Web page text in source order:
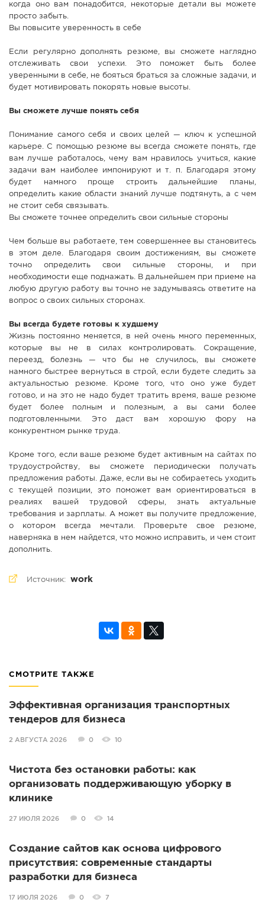
когда оно вам понадобится, некоторые детали вы можете
просто забыть.
Вы повысите уверенность в себе
Если регулярно дополнять резюме, вы сможете наглядно
отслеживать свои успехи. Это поможет быть более
уверенными в себе, не бояться браться за сложные задачи, и
будет мотивировать покорять новые высоты.
Вы сможете лучше понять себя
Понимание самого себя и своих целей — ключ к успешной
карьере. С помощью резюме вы всегда сможете понять, где
вам лучше работалось, чему вам нравилось учиться, какие
задачи вам наиболее импонируют и т. п. Благодаря этому
будет намного проще строить дальнейшие планы,
определить какие области знаний лучше подтянуть, а с чем
не стоит себя связывать.
Вы сможете точнее определить свои сильные стороны
Чем больше вы работаете, тем совершеннее вы становитесь
в этом деле. Благодаря своим достижениям, вы сможете
точно определить свои сильные стороны, и при
необходимости еще поднажать. В дальнейшем при приеме на
любую другую работу вы точно не задумываясь ответите на
вопрос о своих сильных сторонах.
Вы всегда будете готовы к худшему
Жизнь постоянно меняется, в ней очень много переменных,
которые вы не в силах контролировать. Сокращение,
переезд, болезнь — что бы не случилось, вы сможете
намного быстрее вернуться в строй, если будете следить за
актуальностью резюме. Кроме того, что оно уже будет
готово, и на это не надо будет тратить время, ваше резюме
будет более полным и полезным, а вы сами более
подготовленными. Это даст вам хорошую фору на
конкурентном рынке труда.
Кроме того, если ваше резюме будет активным на сайтах по
трудоустройству, вы сможете периодически получать
предложения работы. Даже, если вы не собираетесь уходить
с текущей позиции, это поможет вам ориентироваться в
реалиях вашей трудовой сферы, знать актуальные
требования и зарплаты. А может вы получите предложение,
о котором всегда мечтали. Проверьте свое резюме,
наверняка в нем найдется, что можно исправить, и чем стоит
дополнить.
Источник: work
СМОТРИТЕ ТАКЖЕ
Эффективная организация транспортных
тендеров для бизнеса
2 АВГУСТА 2026 0 10
Чистота без остановки работы: как
организовать поддерживающую уборку в
клинике
27 ИЮЛЯ 2026 0 14
Создание сайтов как основа цифрового
присутствия: современные стандарты
разработки для бизнеса
17 ИЮЛЯ 2026 0 7